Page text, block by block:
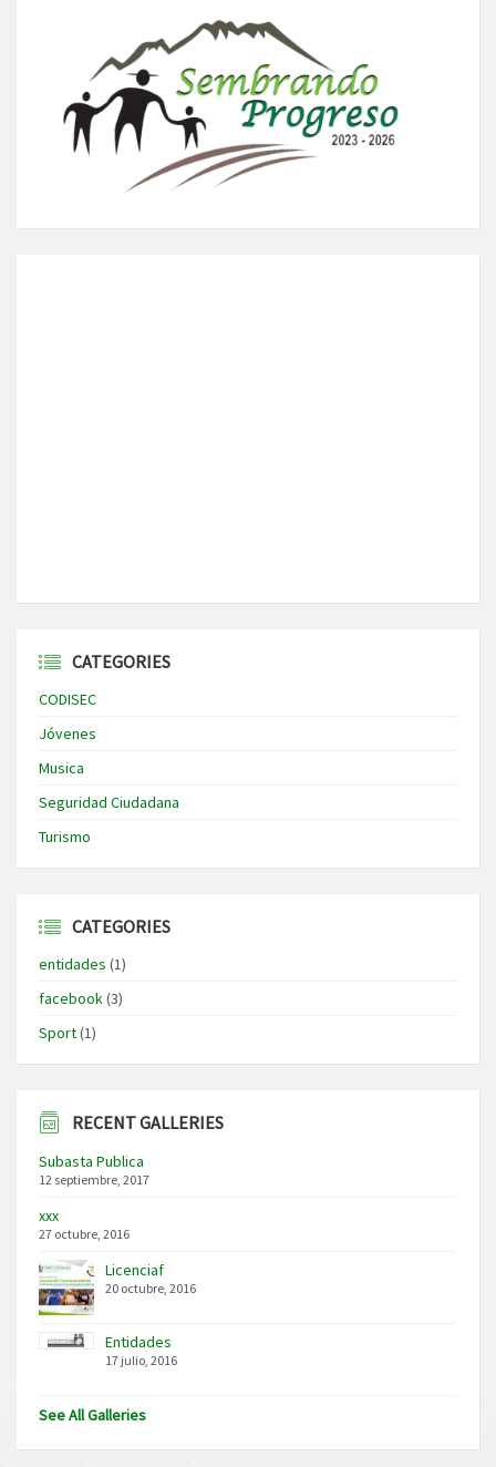
CATEGORIES
CODISEC
Jóvenes
Musica
Seguridad Ciudadana
Turismo
CATEGORIES
entidades (1)
facebook(3)
Sport(1)
RECENT GALLERIES
Subasta Publica
12 septiembre, 2017
xxx
27 octubre, 2016
Licenciaf
20 octubre, 2016
Entidades
17 julio, 2016
See All Galleries